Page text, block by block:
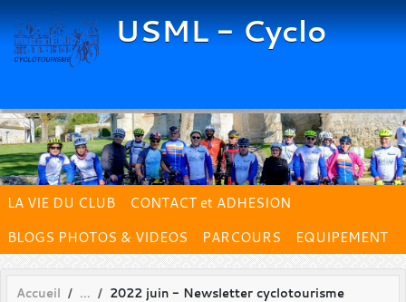
USML - Cyclo
LA VIE DU CLUB
CONTACT et ADHESION
BLOGS PHOTOS & VIDEOS
PARCOURS EQUIPEMENT
Accueil 2022 juin - Newsletter cyclotourisme
Panneau de gestion des cookies